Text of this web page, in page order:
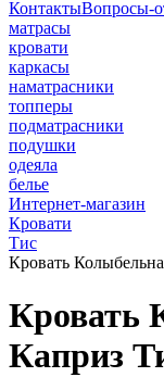
КонтактыВопросы-
матрасы
кровати
каркасы
наматрасники
топперы
подматрасники
подушки
одеяла
белье
Интернет-магазин
Кровати
Тис
Кровать
Кровать
Каприз